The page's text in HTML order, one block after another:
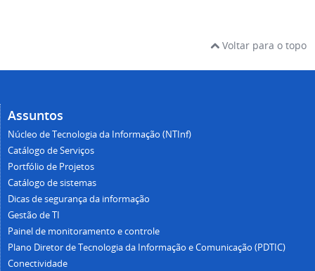
Voltar para o topo
Assuntos
Núcleo de Tecnologia da Informação (NTInf)
Catálogo de Serviços
Portfólio de Projetos
Catálogo de sistemas
Dicas de segurança da informação
Gestão de TI
Painel de monitoramento e controle
Plano Diretor de Tecnologia da Informação e Comunicação (PDTIC)
Conectividade